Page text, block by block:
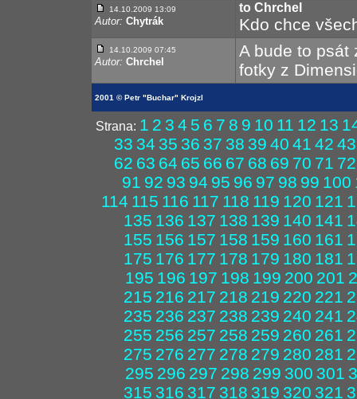
14.10.2009 13:09
Autor: Chytrák
to Chrchel
Kdo chce
14.10.2009 07:45
Autor: Chrchel
A bude to psát
fotky z
2001 © Petr "Buchar" Krojzl
Strana: 1 2 3 4 5 6 7 8 9 10 11 12 13
33 34 35 36 37 38 39 40 41 42 43
62 63 64 65 66 67 68 69 70 71 72
91 92 93 94 95 96 97 98 99 100
114 115 116 117 118 119 120 121
135 136 137 138 139 140 141
155 156 157 158 159 160 161
175 176 177 178 179 180 181
195 196 197 198 199 200 201
215 216 217 218 219 220 221
235 236 237 238 239 240 241
255 256 257 258 259 260 261
275 276 277 278 279 280 281
295 296 297 298 299 300 301
315 316 317 318 319 320 321